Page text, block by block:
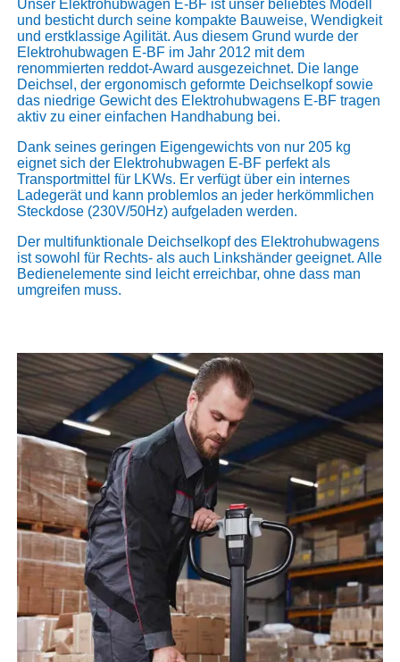
Unser Elektrohubwagen E-BF ist unser beliebtes Modell
und besticht durch seine kompakte Bauweise, Wendigkeit
und erstklassige Agilität. Aus diesem Grund wurde der
Elektrohubwagen E-BF im Jahr 2012 mit dem
renommierten reddot-Award ausgezeichnet. Die lange
Deichsel, der ergonomisch geformte Deichselkopf sowie
das niedrige Gewicht des Elektrohubwagens E-BF tragen
aktiv zu einer einfachen Handhabung bei.
Dank seines geringen Eigengewichts von nur 205 kg
eignet sich der Elektrohubwagen E-BF perfekt als
Transportmittel für LKWs. Er verfügt über ein internes
Ladegerät und kann problemlos an jeder herkömmlichen
Steckdose (230V/50Hz) aufgeladen werden.
Der multifunktionale Deichselkopf des Elektrohubwagens
ist sowohl für Rechts- als auch Linkshänder geeignet. Alle
Bedienelemente sind leicht erreichbar, ohne dass man
umgreifen muss.